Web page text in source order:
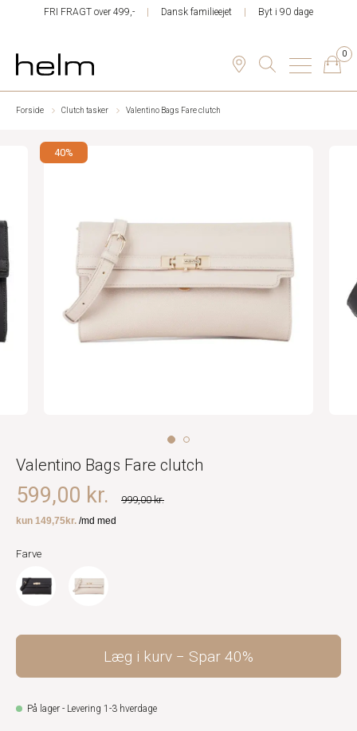
FRI FRAGT over 499,- Dansk familieejet Byt i 90 dage
0
Forside Clutch tasker Valentino Bags Fare clutch
40%
Valentino Bags Fare clutch
999,00 kr.
599,00 kr.
Farve
Læg i kurv Spar 40%
På lager - Levering 1-3 hverdage